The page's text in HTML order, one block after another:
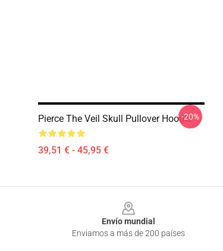
Pierce The Veil Skull Pullover Hoodie
39,51 € - 45,95 €
-20%
Envío mundial
Enviamos a más de 200 países